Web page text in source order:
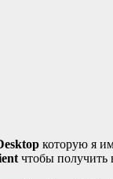
которую я
чтобы получить